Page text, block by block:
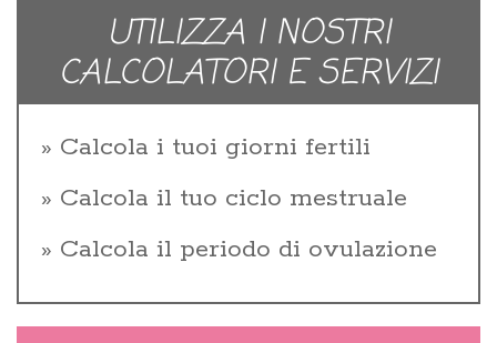
UTILIZZA I NOSTRI
CALCOLATORI E SERVIZI
Calcola i tuoi giorni fertili
Calcola il tuo ciclo mestruale
Calcola il periodo di ovulazione